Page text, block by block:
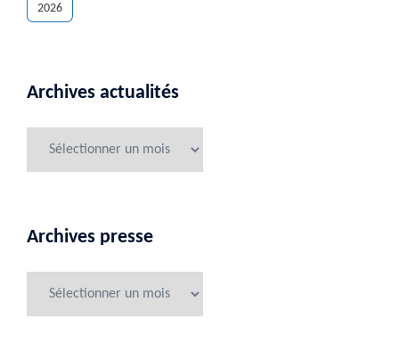
2026
Archives actualités
Archives presse